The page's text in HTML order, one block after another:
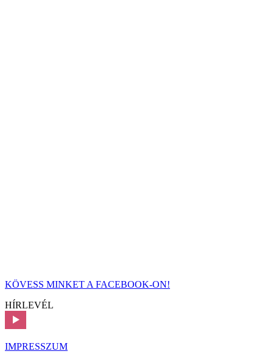
KÖVESS MINKET A FACEBOOK-ON!
HÍRLEVÉL
IMPRESSZUM